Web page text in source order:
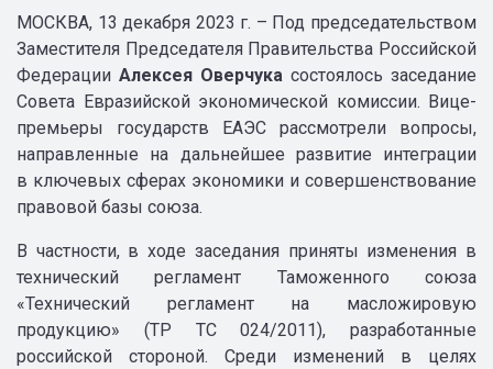
МОСКВА, 13 декабря 2023 г. – Под председательством
Заместителя Председателя Правительства Российской
Федерации Алексея Оверчука состоялось заседание
Совета Евразийской экономической комиссии. Вице-
премьеры государств ЕАЭС рассмотрели вопросы,
направленные на дальнейшее развитие интеграции
в ключевых сферах экономики и совершенствование
правовой базы союза.
В частности, в ходе заседания приняты изменения в
технический регламент Таможенного союза
«Технический регламент на масложировую
продукцию» (ТР ТС 024/2011), разработанные
российской стороной. Среди изменений в целях